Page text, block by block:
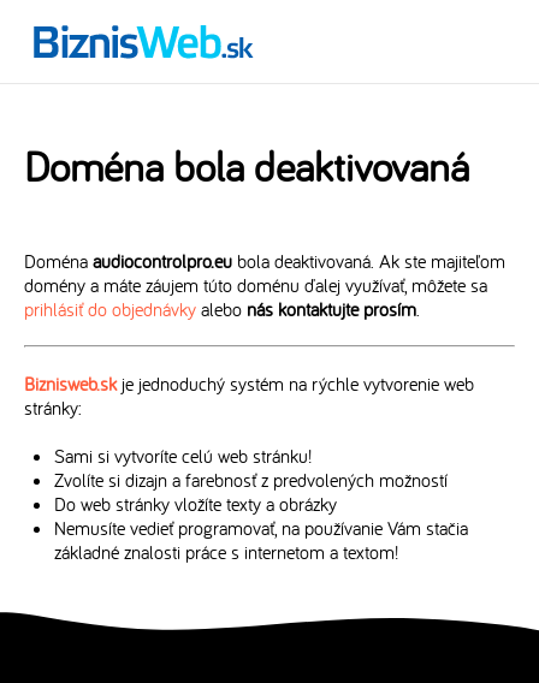
Doména bola deaktivovaná
Doména audiocontrolpro.eu bola deaktivovaná. Ak ste majiteľom
domény a máte záujem túto doménu ďalej využívať, môžete sa
prihlásiť do objednávky alebo nás kontaktujte prosím.
Biznisweb.skje jednoduchý systém na rýchle vytvorenie web
stránky:
Sami si vytvoríte celú web stránku!
Zvolíte si dizajn a farebnosť z predvolených možností
Do web stránky vložíte texty a obrázky
Nemusíte vedieť programovať, na používanie Vám stačia
základné znalosti práce s internetom a textom!